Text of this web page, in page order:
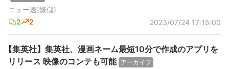
ニュー速(嫌儲)
2
2 2023/07/24 17:15:00
【集英社】集英社、漫画ネーム最短10分で作成のアプリを
リリース 映像のコンテも可能 アーカイブ